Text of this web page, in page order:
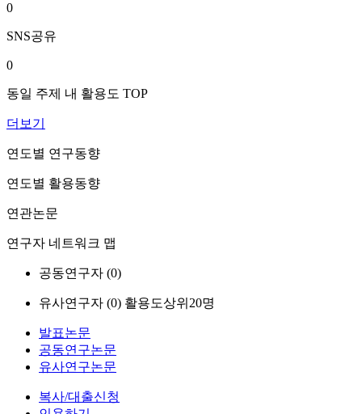
0
SNS공유
0
동일 주제 내 활용도 TOP
더보기
연도별 연구동향
연도별 활용동향
연관논문
연구자 네트워크 맵
공동연구자 (0)
유사연구자 (0) 활용도상위20명
발표논문
공동연구논문
유사연구논문
복사/대출신청